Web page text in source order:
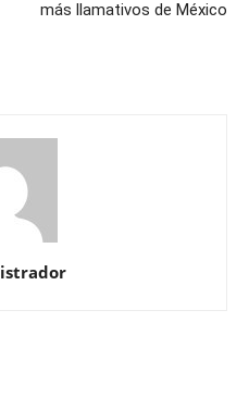
más llamativos de México